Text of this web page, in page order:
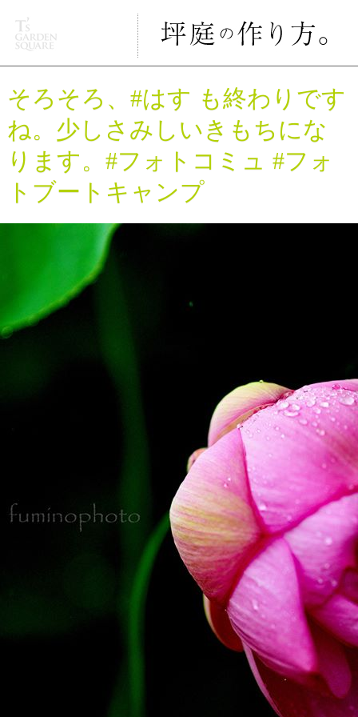
そろそろ、#はす も終わりです
ね。少しさみしいきもちにな
ります。#フォトコミュ #フォ
トブートキャンプ